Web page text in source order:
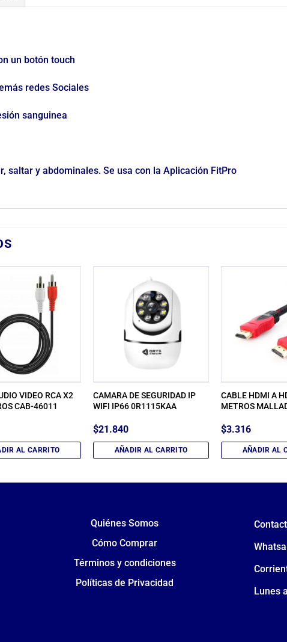
un botón touch
redes Sociales
sanguinea
saltar y abdominales. Se usa con la Aplicación FitPro
VIDEO RCA X2
CAB-46011
AL CARRITO
CAMARA DE SEGURIDAD IP
WIFI IP66 0R1115KAA
$21.840
AÑADIR AL CARRITO
CABLE HDMI A
METROS
$3.316
AÑADIR AL
Quiénes Somos
Cómo Comprar
Términos y condiciones
Políticas de Privacidad
Lunes